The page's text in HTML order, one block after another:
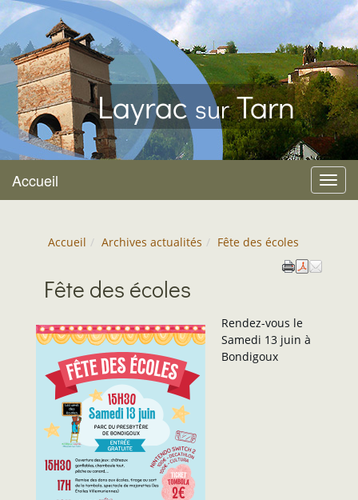
Layrac surTarn
Menu
Accueil
Accueil Archives actualités Fête des écoles
Fête des écoles
Rendez-vous le
Samedi 13 juin à
Bondigoux